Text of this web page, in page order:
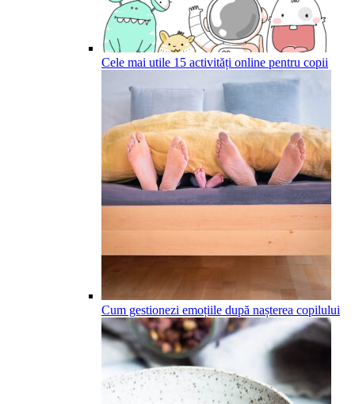
Cele mai utile 15 activități online pentru copii
Cum gestionezi emoțiile după nașterea copilului